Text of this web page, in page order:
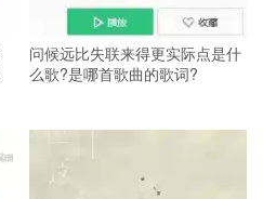
问候远比失联来得更实际点是什
么歌?是哪首歌曲的歌词?